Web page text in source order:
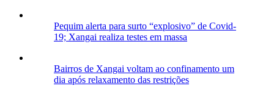
Pequim alerta para surto “explosivo” de Covid-
19; Xangai realiza testes em massa
Bairros de Xangai voltam ao confinamento um
dia após relaxamento das restrições